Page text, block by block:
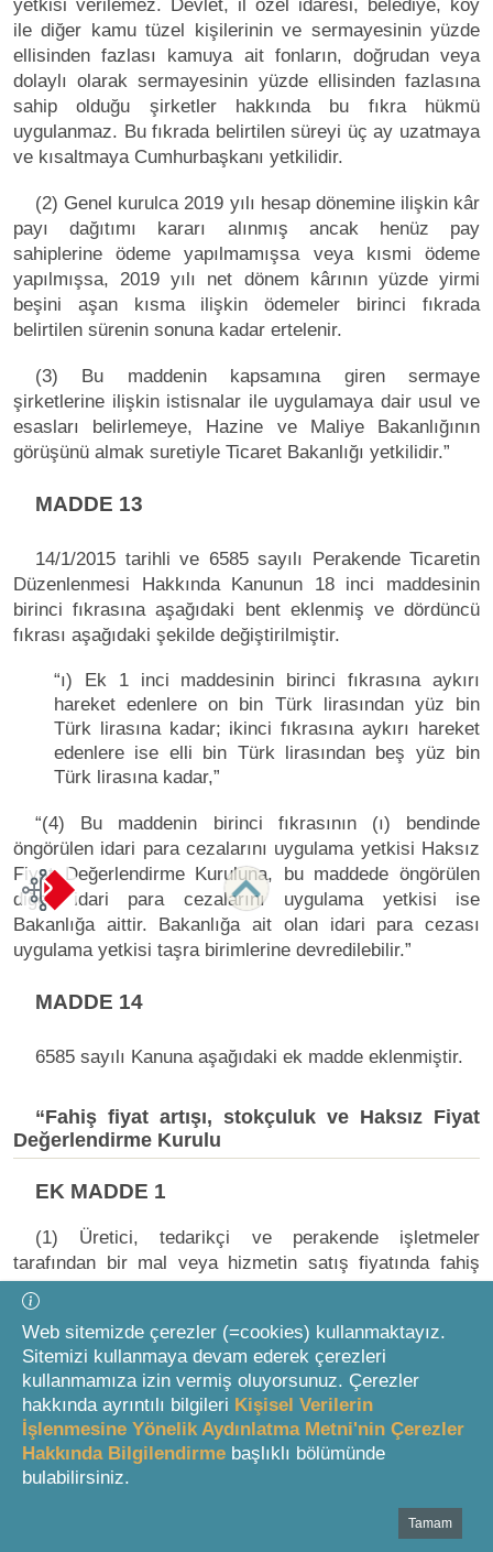
yetkisi verilemez. Devlet, il özel idaresi, belediye, köy
ile diğer kamu tüzel kişilerinin ve sermayesinin yüzde
ellisinden fazlası kamuya ait fonların, doğrudan veya
dolaylı olarak sermayesinin yüzde ellisinden fazlasına
sahip olduğu şirketler hakkında bu fıkra hükmü
uygulanmaz. Bu fıkrada belirtilen süreyi üç ay uzatmaya
ve kısaltmaya Cumhurbaşkanı yetkilidir.
(2) Genel kurulca 2019 yılı hesap dönemine ilişkin kâr
payı dağıtımı kararı alınmış ancak henüz pay
sahiplerine ödeme yapılmamışsa veya kısmi ödeme
yapılmışsa, 2019 yılı net dönem kârının yüzde yirmi
beşini aşan kısma ilişkin ödemeler birinci fıkrada
belirtilen sürenin sonuna kadar ertelenir.
(3) Bu maddenin kapsamına giren sermaye
şirketlerine ilişkin istisnalar ile uygulamaya dair usul ve
esasları belirlemeye, Hazine ve Maliye Bakanlığının
görüşünü almak suretiyle Ticaret Bakanlığı yetkilidir.”
MADDE 13
14/1/2015 tarihli ve 6585 sayılı Perakende Ticaretin
Düzenlenmesi Hakkında Kanunun 18 inci maddesinin
birinci fıkrasına aşağıdaki bent eklenmiş ve dördüncü
fıkrası aşağıdaki şekilde değiştirilmiştir.
“ı) Ek 1 inci maddesinin birinci fıkrasına aykırı
hareket edenlere on bin Türk lirasından yüz bin
Türk lirasına kadar; ikinci fıkrasına aykırı hareket
edenlere ise elli bin Türk lirasından beş yüz bin
Türk lirasına kadar,”
“(4) Bu maddenin birinci fıkrasının (ı) bendinde
öngörülen idari para cezalarını uygulama yetkisi Haksız
Fiyat Değerlendirme Kuruluna, bu maddede öngörülen
diğer idari para cezalarını uygulama yetkisi ise
Bakanlığa aittir. Bakanlığa ait olan idari para cezası
uygulama yetkisi taşra birimlerine devredilebilir.”
MADDE 14
6585 sayılı Kanuna aşağıdaki ek madde eklenmiştir.
“Fahiş fiyat artışı, stokçuluk ve Haksız Fiyat
Değerlendirme Kurulu
EK MADDE 1
(1) Üretici, tedarikçi ve perakende işletmeler
tarafından bir mal veya hizmetin satış fiyatında fahiş
artış yapılamaz.
(2) Üretici, tedarikçi ve perakende işletmeler
tarafından piyasada darlık yaratıcı, piyasa dengesini ve
serbest rekabeti bozucu faaliyetler ile tüketicinin mallara
ulaşmasını engelleyici faaliyetlerde bulunulamaz.
(3) Üretici, tedarikçi ve perakende işletmelerin fahiş
fiyat artışı ve stokçuluk uygulamalarına yönelik
düzenlemeler yapmak, gerektiğinde denetim ve
incelemelerde bulunarak idari para cezası uygulamak ve
Web sitemizde çerezler (=cookies) kullanmaktayız.
Sitemizi kullanmaya devam ederek çerezleri
kullanmamıza izin vermiş oluyorsunuz. Çerezler
hakkında ayrıntılı bilgileri Kişisel Verilerin
İşlenmesine Yönelik Aydınlatma Metni'nin Çerezler
Hakkında Bilgilendirme başlıklı bölümünde
bulabilirsiniz.
Tamam